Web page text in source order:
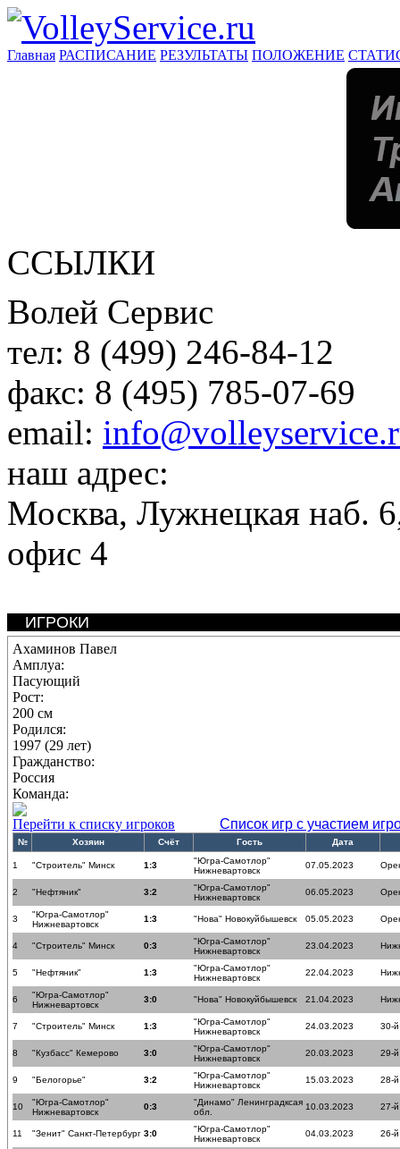
Главная РАСПИСАНИЕ РЕЗУЛЬТАТЫ ПОЛОЖЕНИЕ
ССЫЛКИ
Волей Сервис
тел: 8 (499) 246-84-12
факс: 8 (495) 785-07-69
email:
наш адрес:
Москва, Лужнецкая наб.
офис 4
ИГРОКИ
Ахаминов Павел
Амплуа:
Пасующий
Рост:
200 см
Родился:
1997 (29 лет)
Гражданство:
Россия
Команда:
Перейти к списку игроков
Список игр с участием
№ Хозяин Счёт Гость Дата
1 "Строитель" Минск 1:3
"Югра-Самотлор"
Нижневартовск
07.05.2023
2 "Нефтяник" 3:2
"Югра-Самотлор"
Нижневартовск
06.05.2023
3
"Югра-Самотлор"
Нижневартовск
1:3 "Нова" Новокуйбышевск 05.05.2023
4 "Строитель" Минск 0:3
"Югра-Самотлор"
Нижневартовск
23.04.2023
5 "Нефтяник" 1:3
"Югра-Самотлор"
Нижневартовск
22.04.2023
6
"Югра-Самотлор"
Нижневартовск
3:0 "Нова" Новокуйбышевск 21.04.2023
7 "Строитель" Минск 1:3
"Югра-Самотлор"
Нижневартовск
24.03.2023 30-й
8 "Кузбасс" Кемерово 3:0
"Югра-Самотлор"
Нижневартовск
20.03.2023 29-й
9 "Белогорье" 3:2
"Югра-Самотлор"
Нижневартовск
15.03.2023 28-й
10
"Югра-Самотлор"
Нижневартовск
0:3
"Динамо" Ленинградксая
обл.
10.03.2023 27-й
11 "Зенит" Санкт-Петербург 3:0
"Югра-Самотлор"
Нижневартовск
04.03.2023 26-й